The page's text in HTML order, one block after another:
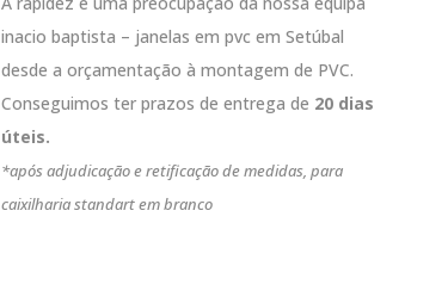
inacio baptista – janelas em pvc em Setúbal
desde a orçamentação à montagem de PVC.
Conseguimos ter prazos de entrega de 20 dias
úteis.
*após adjudicação e retificação de medidas, para
caixilharia standart em branco